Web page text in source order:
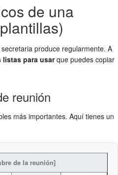
de una
produce regularmente. A
para usarque puedes copiar
reunión
más importantes. Aquí tienes un
de la reunión]